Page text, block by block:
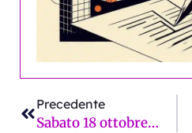
Precedente
Sabato 18 ottobre la Giornata Nazionale dell’Ordine di Malta